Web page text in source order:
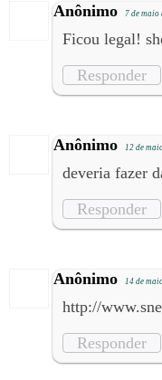
Anônimo 7 de maio
Ficou legal!
Responder
Anônimo 12 de
deveria fazer
Responder
Anônimo 14 de
http://
Responder